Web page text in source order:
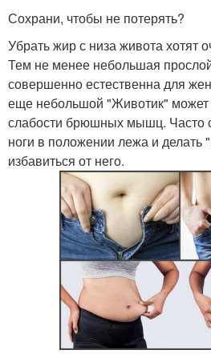
Сохрани, чтобы не потерять?
Убрать жир с низа живота хотят
Тем не менее небольшая
совершенно естественна для
еще небольшой "Животик" может
слабости брюшных мышц. Часто
ноги в положении лежа и делать
избавиться от него.